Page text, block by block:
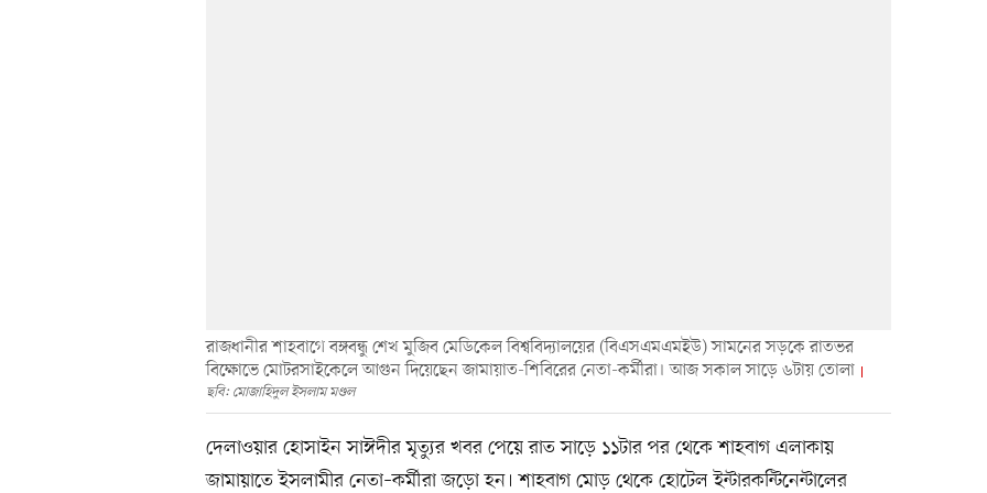
রাজধানীর শাহবাগে বঙ্গবন্ধু শেখ মুজিব মেডিকেল বিশ্ববিদ্যালয়ের (বিএসএমএমইউ) সামনের সড়কে রাতভর
বিক্ষোভে মোটরসাইকেলে আগুন দিয়েছেন জামায়াত-শিবিরের নেতা-কর্মীরা। আজ সকাল সাড়ে ৬টায় তোলা
ছবি: মোজাহিদুল ইসলাম মণ্ডল
দেলাওয়ার হোসাইন সাঈদীর মৃত্যুর খবর পেয়ে রাত সাড়ে ১১টার পর থেকে শাহবাগ এলাকায়
জামায়াতে ইসলামীর নেতা–কর্মীরা জড়ো হন। শাহবাগ মোড় থেকে হোটেল ইন্টারকন্টিনেন্টালের